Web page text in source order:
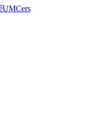
UMCers